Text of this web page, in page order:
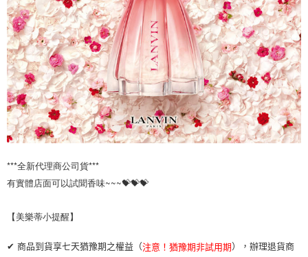
***全新代理商公司貨***
有實體店面可以試聞香味~~~💝💝💝
【美樂蒂小提醒】
✔ 商品到貨享七天猶豫期之權益（注意！猶豫期非試用期），辦理退貨商